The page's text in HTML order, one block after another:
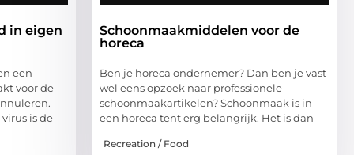
in eigen
een
voor de
is de
Schoonmaakmiddelen voor de
horeca
Ben je horeca ondernemer? Dan ben je vast
wel eens opzoek naar professionele
schoonmaakartikelen? Schoonmaak is in
een horeca tent erg belangrijk. Het is dan
Recreation / Food